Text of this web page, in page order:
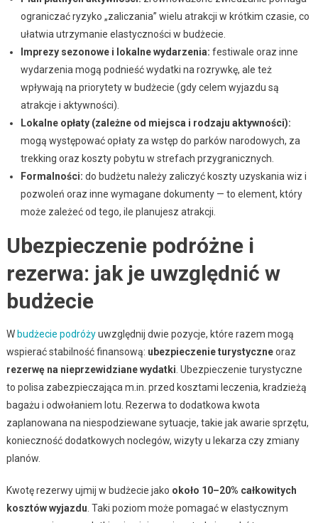
ograniczać ryzyko „zaliczania” wielu atrakcji w krótkim czasie, co
ułatwia utrzymanie elastyczności w budżecie.
Imprezy sezonowe i lokalne wydarzenia: festiwale oraz inne
wydarzenia mogą podnieść wydatki na rozrywkę, ale też
wpływają na priorytety w budżecie (gdy celem wyjazdu są
atrakcje i aktywności).
Lokalne opłaty (zależne od miejsca i rodzaju aktywności):
mogą występować opłaty za wstęp do parków narodowych, za
trekking oraz koszty pobytu w strefach przygranicznych.
Formalności: do budżetu należy zaliczyć koszty uzyskania wiz i
pozwoleń oraz inne wymagane dokumenty — to element, który
może zależeć od tego, ile planujesz atrakcji.
Ubezpieczenie podróżne i
rezerwa: jak je uwzględnić w
budżecie
Wbudżecie podróżyuwzględnij dwie pozycje, które razem mogą
wspierać stabilność finansową: ubezpieczenie turystyczneoraz
rezerwę na nieprzewidziane wydatki . Ubezpieczenie turystyczne
to polisa zabezpieczająca m.in. przed kosztami leczenia, kradzieżą
bagażu i odwołaniem lotu. Rezerwa to dodatkowa kwota
zaplanowana na niespodziewane sytuacje, takie jak awarie sprzętu,
konieczność dodatkowych noclegów, wizyty u lekarza czy zmiany
planów.
Kwotę rezerwy ujmij w budżecie jako około 10–20% całkowitych
kosztów wyjazdu . Taki poziom może pomagać w elastycznym